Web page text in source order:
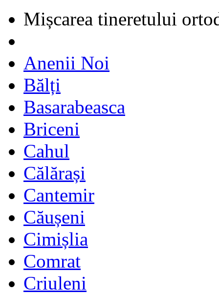
Mișcarea tineretului
Anenii Noi
Bălți
Basarabeasca
Briceni
Cahul
Călărași
Cantemir
Căușeni
Cimișlia
Comrat
Criuleni